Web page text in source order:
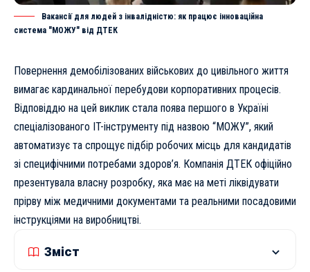
Вакансії для людей з інвалідністю: як працює інноваційна
система "МОЖУ" від ДТЕК
Повернення демобілізованих військових до цивільного життя
вимагає кардинальної перебудови корпоративних процесів.
Відповіддю на цей виклик стала поява першого в Україні
спеціалізованого IT-інструменту під назвою “МОЖУ”, який
автоматизує та спрощує підбір робочих місць для кандидатів
зі специфічними потребами здоров’я. Компанія ДТЕК офіційно
презентувала власну розробку, яка має на меті ліквідувати
прірву між медичними документами та реальними посадовими
інструкціями на виробництві.
Зміст